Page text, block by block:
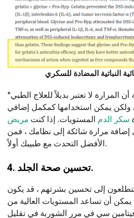
النباتية المضادة للسكري
*المرارة لا تعتبر بديلاً للعلاج الطبي
يمكن استخدامها كمكمل إضافي
سكر الدم المستويات. إذا كنت مريض
إضافة مرارة شائكة إلى نظامك ، فمن
الأفضل التحدث مع طبيبك أولاً.
4. تحسين صحة الجلد.
يتطلعون إلى تحسين بشرتهم ، قد يكون
يمكن أن تساعد المستويات العالية من
سي في مرر الشوربة في تقليل